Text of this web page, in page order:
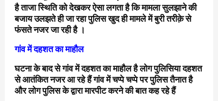
है ताजा स्थिति को देखकर ऐसा लगता है कि मामला सुलझाने की
बजाय उलझते ही जा रहा पुलिस खुद ही मामले में बुरी तरीक़े से
फंसते नजर जा रही है ।
गांव में दहशत का माहौल
घटना के बाद से गांव में दहशत का माहौल है लोग पुलिसिया दहशत
से आतंकित नजर आ रहे हैं गांव में चप्पे चप्पे पर पुलिस तैनात है
और लोग पुलिस के द्वारा मारपीट करने की बात कह रहे हैं